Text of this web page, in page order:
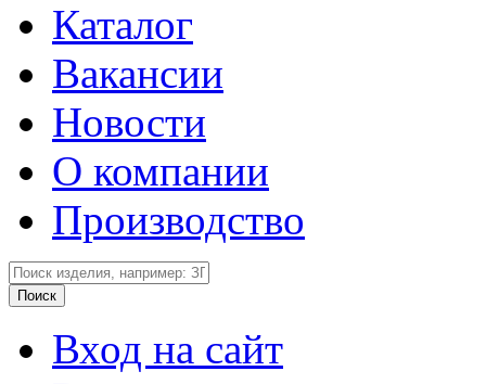
Каталог
Вакансии
Новости
О компании
Производство
Вход на сайт